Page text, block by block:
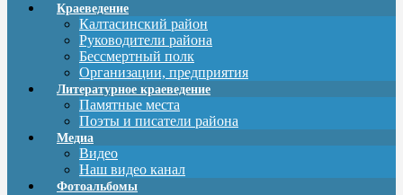
Краеведение
Калтасинский район
Руководители района
Бессмертный полк
Организации, предприятия
Литературное краеведение
Памятные места
Поэты и писатели района
Медиа
Видео
Наш видео канал
Фотоальбомы